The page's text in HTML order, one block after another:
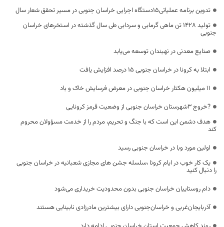
تدوین برنامه عملیاتی۱۵دستگاه اجرایی خراسان جنوبی در مسیر تحقق شعار سال
تولید ۱۴۲۸ تن ماهی گرمابی و سردابی طی سال گذشته در استخرهای خراسان
جنوبی
صنایع معدنی در نهبندان توسعه می‌یابد
ابتلا به کرونا در خراسان جنوبی ۱۵ درصد افزایش یافت
۱۱ میلیون هکتار خراسان جنوبی در معرض فرسایش خاک و باد
?خروج ۳شهرستان‌ خراسان جنوبی از وضعیت قرمز کرونایی
هدف دشمن این است که با جنگ و تحریم، مردم را از خدمت مسؤولان محروم
کند
اولین مورد وبا در خراسان جنوبی رسید
یک کار خوب در ایام کرونا ،سلسله جشن های مجازی شعبانیه در خراسان جنوبی
را دنبال کنید
دام روستاییان خراسان جنوبی بدون محدودیت خریداری می‌شود
آذربایجان‌غربی و خراسان‌جنوبی دارای بیشترین مادرزادی نابینایی هستند